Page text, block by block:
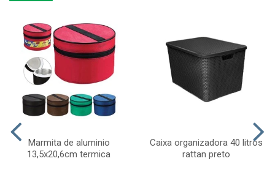
Marmita de aluminio
13,5x20,6cm termica
Caixa organizadora 40 litros
rattan preto